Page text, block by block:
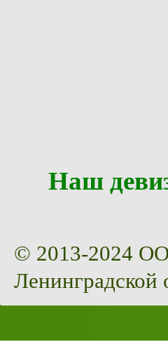
Наш
© 2013-2024 ОО
Ленинградской